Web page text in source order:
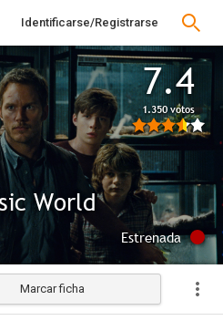
Identificarse/Registrarse
7.4
1.350 votos
World
Estrenada
Marcar ficha